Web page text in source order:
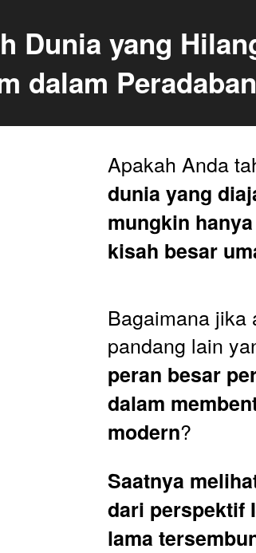
Dunia yang
dalam
Apakah Anda
dunia yang
mungkin
kisah besar
Bagaimana jika
pandang lain
peran besar
dalam
modern?
Saatnya
dari perspektif
lama